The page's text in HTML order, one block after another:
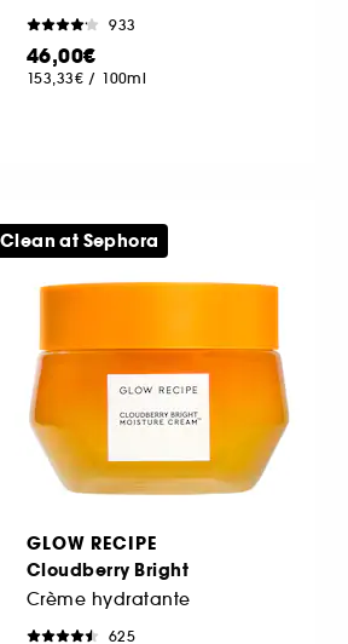
933
46,00€
153,33€ / 100ml
GLOW RECIPE
Cloudberry Bright
Crème hydratante
625
Clean at Sephora